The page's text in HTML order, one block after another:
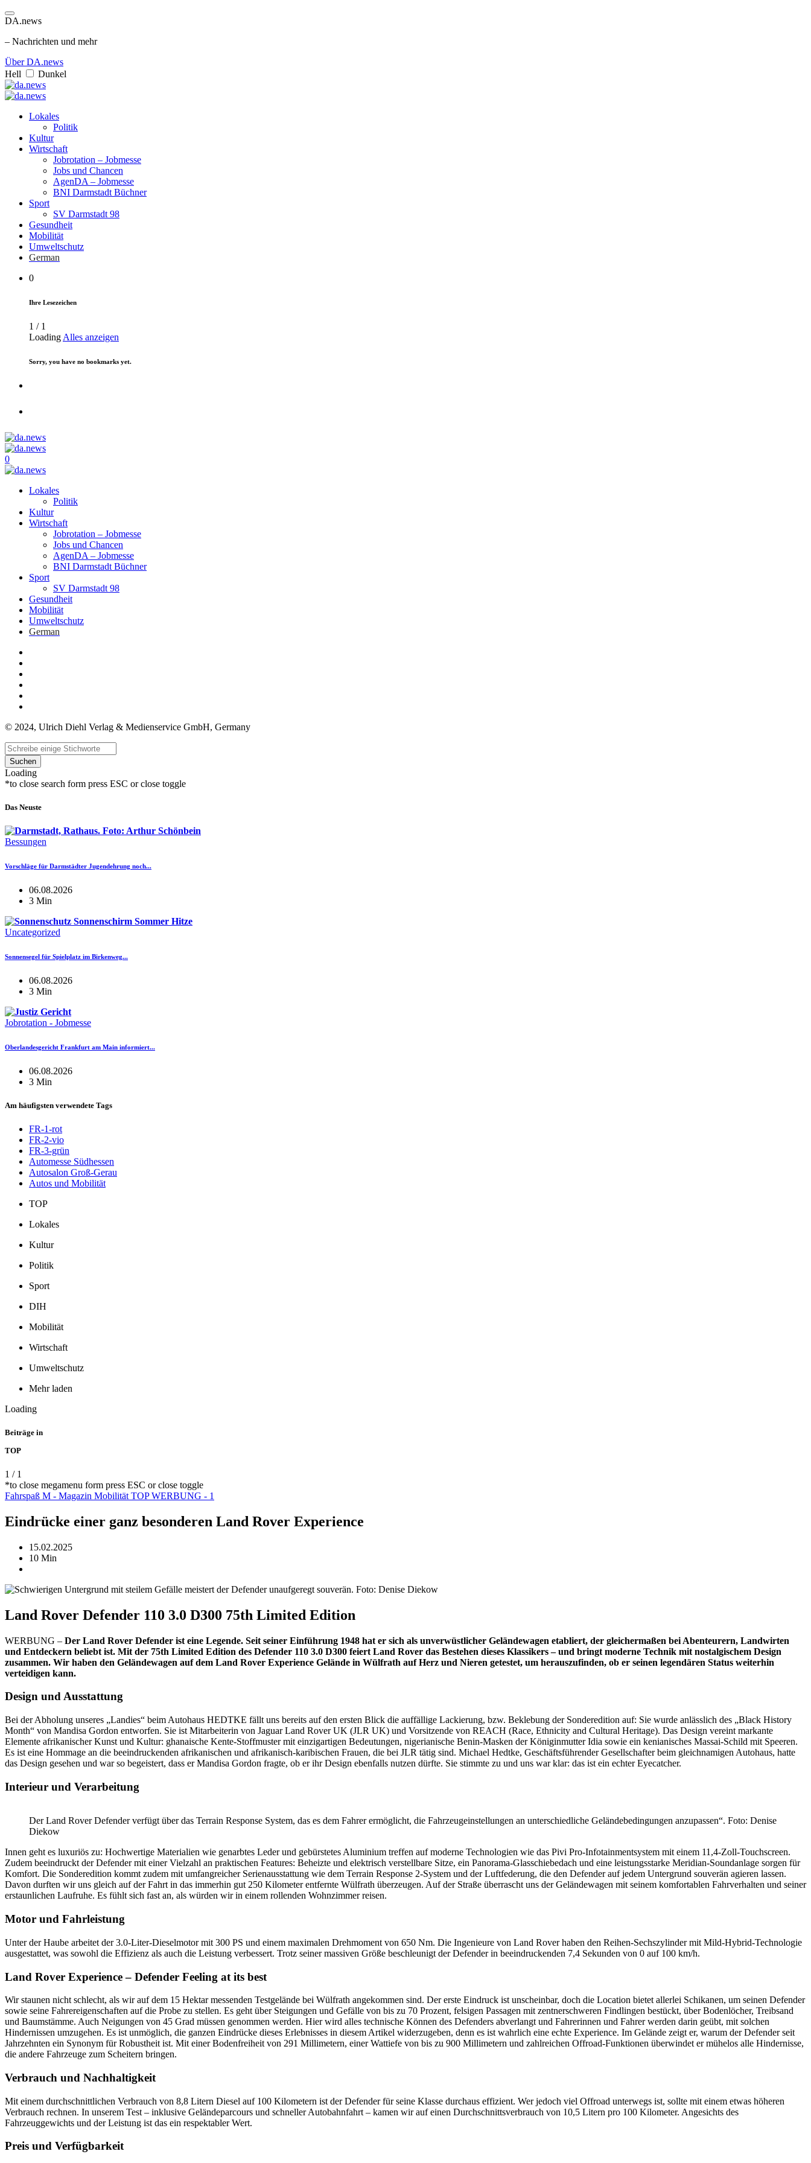
DA.news
– Nachrichten und mehr
Über DA.news
Hell
Dunkel
Lokales
Politik
Kultur
Wirtschaft
Jobrotation – Jobmesse
Jobs und Chancen
AgenDA – Jobmesse
BNI Darmstadt Büchner
Sport
SV Darmstadt 98
Gesundheit
Mobilität
Umweltschutz
German
0
Ihre Lesezeichen
1 / 1
Loading Alles anzeigen
Sorry, you have no bookmarks yet.
0
Lokales
Politik
Kultur
Wirtschaft
Jobrotation – Jobmesse
Jobs und Chancen
AgenDA – Jobmesse
BNI Darmstadt Büchner
Sport
SV Darmstadt 98
Gesundheit
Mobilität
Umweltschutz
German
© 2024, Ulrich Diehl Verlag & Medienservice GmbH, Germany
Suchen
Loading
*to close search form press ESC or close toggle
Das Neuste
Bessungen
Vorschläge für Darmstädter Jugendehrung noch...
06.08.2026
3 Min
Uncategorized
Sonnensegel für Spielplatz im Birkenweg...
06.08.2026
3 Min
Jobrotation - Jobmesse
Oberlandesgericht Frankfurt am Main informiert...
06.08.2026
3 Min
Am häufigsten verwendete Tags
FR-1-rot
FR-2-vio
FR-3-grün
Automesse Südhessen
Autosalon Groß-Gerau
Autos und Mobilität
TOP
Lokales
Kultur
Politik
Sport
DIH
Mobilität
Wirtschaft
Umweltschutz
Mehr laden
Loading
Beiträge in
TOP
1 / 1
*to close megamenu form press ESC or close toggle
Fahrspaß M - Magazin Mobilität TOPWERBUNG - 1
Eindrücke einer ganz besonderen Land Rover Experience
15.02.2025
10 Min
Land Rover Defender 110 3.0 D300 75th Limited Edition
WERBUNG – Der Land Rover Defender ist eine Legende. Seit seiner Einführung 1948 hat er sich als unverwüstlicher Geländewagen etabliert, der gleichermaßen bei Abenteurern, Landwirten
und Entdeckern beliebt ist. Mit der 75th Limited Edition des Defender 110 3.0 D300 feiert Land Rover das Bestehen dieses Klassikers – und bringt moderne Technik mit nostalgischem Design
zusammen. Wir haben den Geländewagen auf dem Land Rover Experience Gelände in Wülfrath auf Herz und Nieren getestet, um herauszufinden, ob er seinen legendären Status weiterhin
verteidigen kann.
Design und Ausstattung
Bei der Abholung unseres „Landies“ beim Autohaus HEDTKE fällt uns bereits auf den ersten Blick die auffällige Lackierung, bzw. Beklebung der Sonderedition auf: Sie wurde anlässlich des „Black History
Month“ von Mandisa Gordon entworfen. Sie ist Mitarbeiterin von Jaguar Land Rover UK (JLR UK) und Vorsitzende von REACH (Race, Ethnicity and Cultural Heritage). Das Design vereint markante
Elemente afrikanischer Kunst und Kultur: ghanaische Kente-Stoffmuster mit einzigartigen Bedeutungen, nigerianische Benin-Masken der Königinmutter Idia sowie ein kenianisches Massai-Schild mit Speeren.
Es ist eine Hommage an die beeindruckenden afrikanischen und afrikanisch-karibischen Frauen, die bei JLR tätig sind. Michael Hedtke, Geschäftsführender Gesellschafter beim gleichnamigen Autohaus, hatte
das Design gesehen und war so begeistert, dass er Mandisa Gordon fragte, ob er ihr Design ebenfalls nutzen dürfte. Sie stimmte zu und uns war klar: das ist ein echter Eyecatcher.
Interieur und Verarbeitung
Der Land Rover Defender verfügt über das Terrain Response System, das es dem Fahrer ermöglicht, die Fahrzeugeinstellungen an unterschiedliche Geländebedingungen anzupassen“. Foto: Denise
Diekow
Innen geht es luxuriös zu: Hochwertige Materialien wie genarbtes Leder und gebürstetes Aluminium treffen auf moderne Technologien wie das Pivi Pro-Infotainmentsystem mit einem 11,4-Zoll-Touchscreen.
Zudem beeindruckt der Defender mit einer Vielzahl an praktischen Features: Beheizte und elektrisch verstellbare Sitze, ein Panorama-Glasschiebedach und eine leistungsstarke Meridian-Soundanlage sorgen für
Komfort. Die Sonderedition kommt zudem mit umfangreicher Serienausstattung wie dem Terrain Response 2-System und der Luftfederung, die den Defender auf jedem Untergrund souverän agieren lassen.
Davon durften wir uns gleich auf der Fahrt in das immerhin gut 250 Kilometer entfernte Wülfrath überzeugen. Auf der Straße überrascht uns der Geländewagen mit seinem komfortablen Fahrverhalten und seiner
erstaunlichen Laufruhe. Es fühlt sich fast an, als würden wir in einem rollenden Wohnzimmer reisen.
Motor und Fahrleistung
Unter der Haube arbeitet der 3.0-Liter-Dieselmotor mit 300 PS und einem maximalen Drehmoment von 650 Nm. Die Ingenieure von Land Rover haben den Reihen-Sechszylinder mit Mild-Hybrid-Technologie
ausgestattet, was sowohl die Effizienz als auch die Leistung verbessert. Trotz seiner massiven Größe beschleunigt der Defender in beeindruckenden 7,4 Sekunden von 0 auf 100 km/h.
Land Rover Experience – Defender Feeling at its best
Wir staunen nicht schlecht, als wir auf dem 15 Hektar messenden Testgelände bei Wülfrath angekommen sind. Der erste Eindruck ist unscheinbar, doch die Location bietet allerlei Schikanen, um seinen Defender
sowie seine Fahrereigenschaften auf die Probe zu stellen. Es geht über Steigungen und Gefälle von bis zu 70 Prozent, felsigen Passagen mit zentnerschweren Findlingen bestückt, über Bodenlöcher, Treibsand
und Baumstämme. Auch Neigungen von 45 Grad müssen genommen werden. Hier wird alles technische Können des Defenders abverlangt und Fahrerinnen und Fahrer werden darin geübt, mit solchen
Hindernissen umzugehen. Es ist unmöglich, die ganzen Eindrücke dieses Erlebnisses in diesem Artikel widerzugeben, denn es ist wahrlich eine echte Experience. Im Gelände zeigt er, warum der Defender seit
Jahrzehnten ein Synonym für Robustheit ist. Mit einer Bodenfreiheit von 291 Millimetern, einer Wattiefe von bis zu 900 Millimetern und zahlreichen Offroad-Funktionen überwindet er mühelos alle Hindernisse,
die andere Fahrzeuge zum Scheitern bringen.
Verbrauch und Nachhaltigkeit
Mit einem durchschnittlichen Verbrauch von 8,8 Litern Diesel auf 100 Kilometern ist der Defender für seine Klasse durchaus effizient. Wer jedoch viel Offroad unterwegs ist, sollte mit einem etwas höheren
Verbrauch rechnen. In unserem Test – inklusive Geländeparcours und schneller Autobahnfahrt – kamen wir auf einen Durchschnittsverbrauch von 10,5 Litern pro 100 Kilometer. Angesichts des
Fahrzeuggewichts und der Leistung ist das ein respektabler Wert.
Preis und Verfügbarkeit